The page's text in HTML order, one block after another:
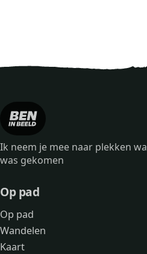
Ik neem je mee naar plekken
was gekomen
Op pad
Op pad
Wandelen
Kaart